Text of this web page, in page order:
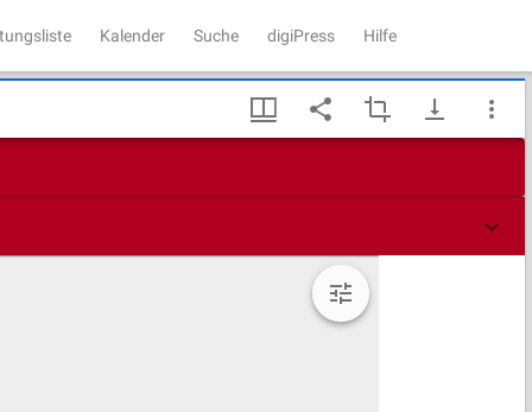
Kalender Suche digiPress Hilfe